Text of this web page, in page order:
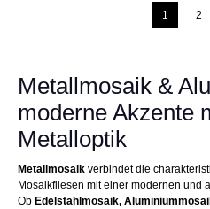
1 2
Metallmosaik &
moderne Akzente
Metalloptik
Metallmosaik verbindet die
Mosaikfliesen mit einer modernen und
Ob Edelstahlmosaik,